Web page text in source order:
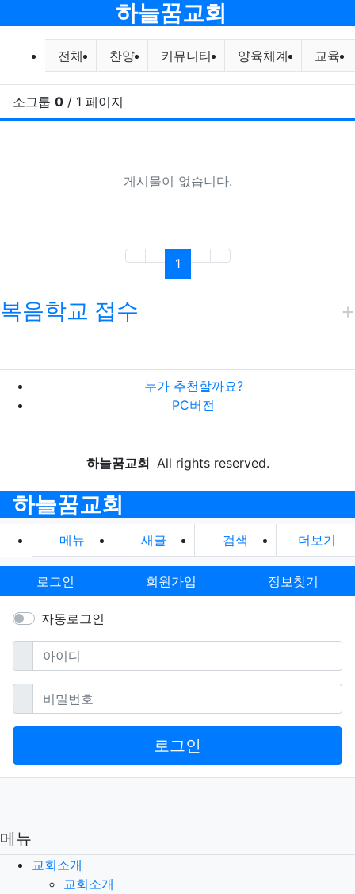
하늘꿈교회
전체게시물 그룹 목록
전체 찬양 커뮤니티 양육체계 교육
소그룹 0 / 1 페이지
게시물이 없습니다.
1(current)
복음학교 접수
누가 추천할까요?
PC버전
하늘꿈교회 All rights reserved.
하늘꿈교회
메뉴 새글 검색 더보기
로그인 회원가입 정보찾기
자동로그인
아이디필수
비밀번호필수
로그인
메뉴
교회소개
교회소개